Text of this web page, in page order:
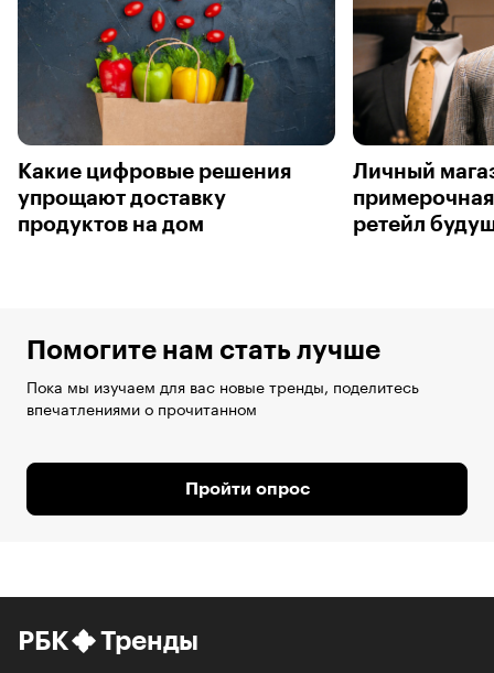
Какие цифровые решения
упрощают доставку
продуктов на дом
Личный
ретейл
Помогите нам стать лучше
Пока мы изучаем для вас новые тренды, поделитесь
впечатлениями о прочитанном
Пройти опрос
РБК Тренды